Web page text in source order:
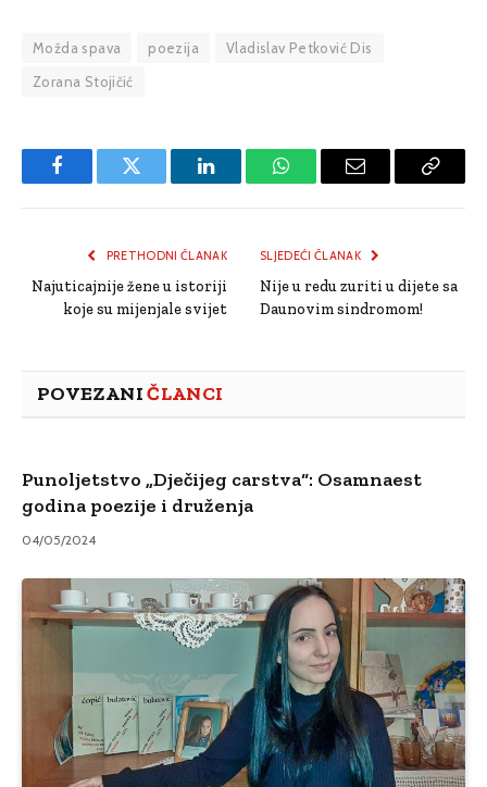
Možda spava poezija
Vladislav Petković Dis
Zorana Stojičić
FacebookTwitter LinkedInWhatsAppEmail
Copy
PRETHODNI ČLANAK
Najuticajnije žene u istoriji
koje su mijenjale svijet
SLJEDEĆI ČLANAK
Nije u redu zuriti u dijete sa
Daunovim sindromom!
POVEZANIČLANCI
Punoljetstvo „Dječijeg carstva“: Osamnaest
godina poezije i druženja
04/05/2024